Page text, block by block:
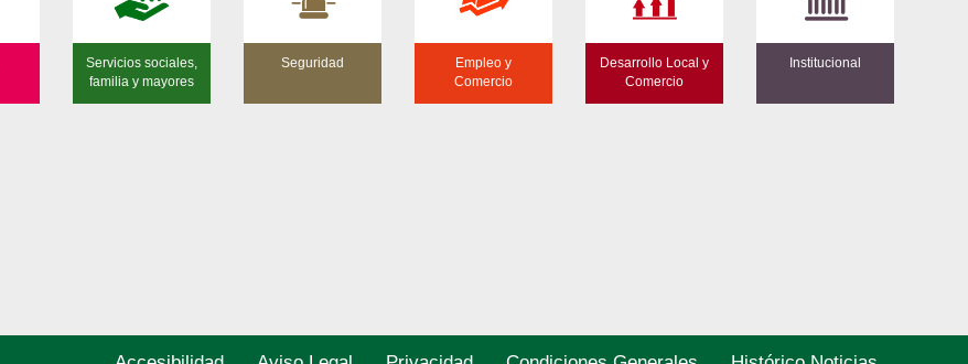
Servicios sociales,
familia y mayores
Seguridad
Empleo y
Comercio
Desarrollo Local y
Comercio
Institucional